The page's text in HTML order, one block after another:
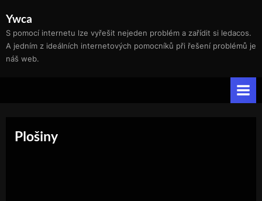
content
Ywca
S pomocí internetu lze vyřešit nejeden problém a zařídit si ledacos.
A jedním z ideálních internetových pomocníků při řešení problémů je
náš web.
Plošiny